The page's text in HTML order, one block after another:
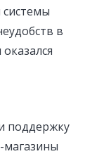
в
поддержку
магазины